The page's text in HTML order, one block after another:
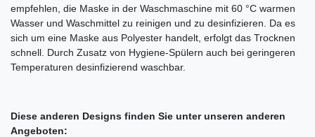
empfehlen, die Maske in der Waschmaschine mit 60 °C warmen
Wasser und Waschmittel zu reinigen und zu desinfizieren. Da es
sich um eine Maske aus Polyester handelt, erfolgt das Trocknen
schnell. Durch Zusatz von Hygiene-Spülern auch bei geringeren
Temperaturen desinfizierend waschbar.
Diese anderen Designs finden Sie unter unseren anderen
Angeboten: